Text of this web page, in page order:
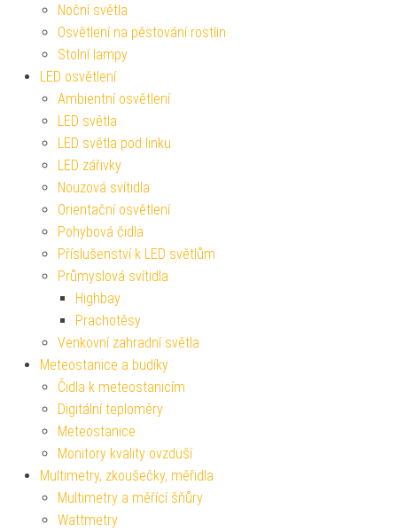
Noční světla
Osvětlení na pěstování rostlin
Stolní lampy
LED osvětlení
Ambientní osvětlení
LED světla
LED světla pod linku
LED zářivky
Nouzová svítidla
Orientační osvětlení
Pohybová čidla
Příslušenství k LED světlům
Průmyslová svítidla
Highbay
Prachotěsy
Venkovní zahradní světla
Meteostanice a budíky
Čidla k meteostanicím
Digitální teploměry
Meteostanice
Monitory kvality ovzduší
Multimetry, zkoušečky, měřidla
Multimetry a měřící šňůry
Wattmetry